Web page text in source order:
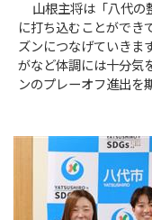
山根主将は「八代の
に打ち込むことができ
ズンにつなげていきま
がなど体調には十分気
ンのプレーオフ進出を